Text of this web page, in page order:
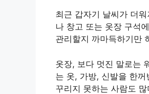
최근 갑자기 날씨가 더
나 창고 또는 옷장 구석
관리할지 까마득하기만
옷장, 보다 멋진 말로는
는 옷, 가방, 신발을 한
꾸리지 못하는 사람도 많